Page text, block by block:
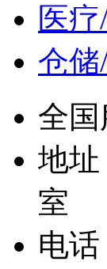
医
仓
全
地址
室
电话